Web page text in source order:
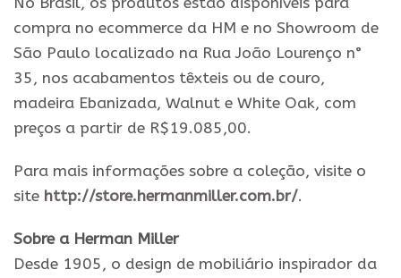
compra no ecommerce da HM e no Showroom de
São Paulo localizado na Rua João Lourenço n°
35, nos acabamentos têxteis ou de couro,
madeira Ebanizada, Walnut e White Oak, com
preços a partir de R$19.085,00.
Para mais informações sobre a coleção, visite o
site http://store.hermanmiller.com.br/.
Sobre a Herman Miller
Desde 1905, o design de mobiliário inspirador da